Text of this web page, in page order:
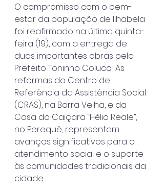
O compromisso com o bem-
estar da população de Ilhabela
foi reafirmado na última quinta-
feira (19), com a entrega de
duas importantes obras pelo
Prefeito Toninho Colucci. As
reformas do Centro de
Referência da Assistência Social
(CRAS), na Barra Velha, e da
Casa do Caiçara “Hélio Reale”,
no Perequê, representam
avanços significativos para o
atendimento social e o suporte
às comunidades tradicionais da
cidade.